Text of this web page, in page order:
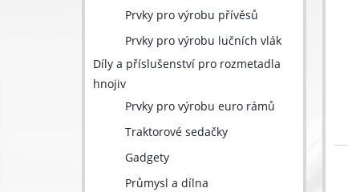
Prvky pro výrobu přívěsů
Prvky pro výrobu lučních vlák
Díly a příslušenství pro rozmetadla
hnojiv
Prvky pro výrobu euro rámů
Traktorové sedačky
Gadgety
Průmysl a dílna